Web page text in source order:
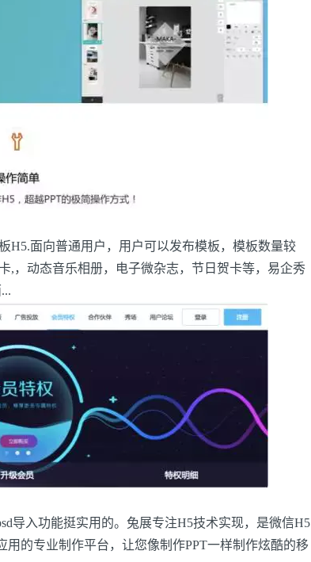
面向普通用户，用户可以发布模板，模板数量较
,，动态音乐相册，电子微杂志，节日贺卡等，易企秀
入功能挺实用的。兔展专注H5技术实现，是微信H5
的专业制作平台，让您像制作PPT一样制作炫酷的移